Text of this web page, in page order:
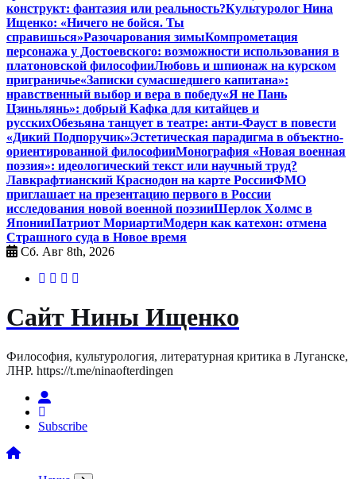
конструкт: фантазия или реальность?Культуролог Нина
Ищенко: «Ничего не бойся. Ты
справишься»Разочарования зимыКомпрометация
персонажа у Достоевского: возможности использования в
платоновской философииЛюбовь и шпионаж на курском
приграничье«Записки сумасшедшего капитана»:
нравственный выбор и вера в победу«Я не Пань
Цзиньлянь»: добрый Кафка для китайцев и
русскихОбезьяна танцует в театре: анти-Фауст в повести
«Дикий Подпоручик»Эстетическая парадигма в объектно-
ориентированной философииМонография «Новая военная
поэзия»: идеологический текст или научный труд?
Лавкрафтианский Краснодон на карте РоссииФМО
приглашает на презентацию первого в России
исследования новой военной поэзииШерлок Холмс в
ЯпонииПатриот МориартиМодерн как катехон: отмена
Страшного суда в Новое время
Сб. Авг 8th, 2026
Сайт Нины Ищенко
Философия, культурология, литературная критика в Луганске,
ЛНР. https://t.me/ninaofterdingen
Subscribe